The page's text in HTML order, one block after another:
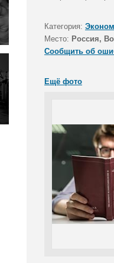
Категория:
Место: Россия,
Сообщить об
Ещё фото